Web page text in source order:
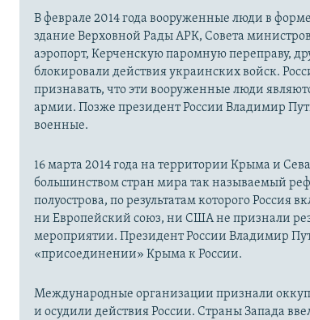
В феврале 2014 года вооруженные люди в
здание Верховной Рады АРК, Совета
аэропорт, Керченскую паромную переправу,
блокировали действия украинских войск.
признавать, что эти вооруженные люди
армии. Позже президент России Владимир
военные.
16 марта 2014 года на территории Крыма и
большинством стран мира так называемый
полуострова, по результатам которого Россия
ни Европейский союз, ни США не признали
мероприятии. Президент России Владимир
«присоединении» Крыма к России.
Международные организации признали
и осудили действия России. Страны Запада